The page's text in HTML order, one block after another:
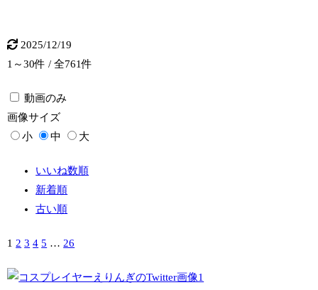
2025/12/19
1～30件 / 全761件
動画のみ
画像サイズ
小
中 大
いいね数順
新着順
古い順
1 2 3 4 5 … 26